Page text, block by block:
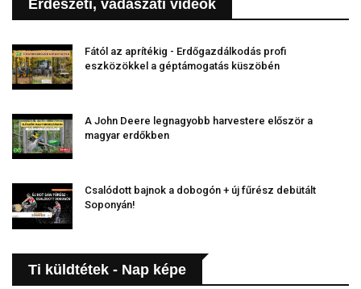
Erdészeti, vadászati videók
Fától az aprítékig - Erdőgazdálkodás profi
eszközökkel a géptámogatás küszöbén
A John Deere legnagyobb harvestere először a
magyar erdőkben
Csalódott bajnok a dobogón + új fűrész debütált
Soponyán!
Ti küldtétek - Nap képe